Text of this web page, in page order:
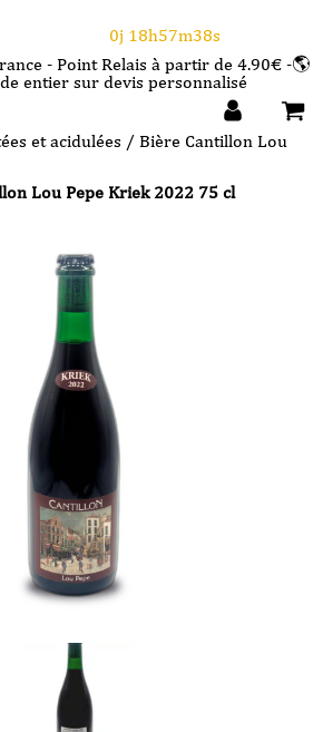
0j 18h57m37s
- Point Relais à partir de 4.90€ -🌎
entier sur devis personnalisé
et acidulées / Bière Cantillon Lou
Lou Pepe Kriek 2022 75 cl